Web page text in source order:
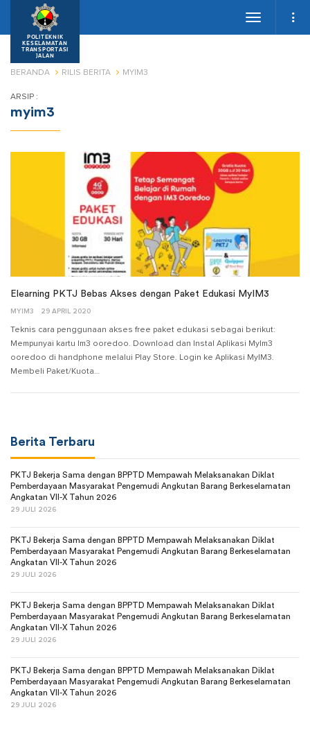
POLITEKNIK
KESELAMATAN
TRANSPORTASI
JALAN
Toggle
BERANDA RILIS BERITA MYIM3
ARSIP :
myim3
Elearning PKTJ Bebas Akses dengan Paket Edukasi MyIM3
MYIM3 29 APRIL 2020
Teknis cara penggunaan akses free paket edukasi sebagai berikut:
Mempunyai kartu Im3 ooredoo. Download dan Instal Aplikasi MyIm3
ooredoo di handphone melalui Play Store. Login ke Aplikasi MyIM3.
Membeli Paket/Kuota…
Berita Terbaru
PKTJ Bekerja Sama dengan BPPTD Mempawah Melaksanakan Diklat
Pemberdayaan Masyarakat Pengemudi Angkutan Barang Berkeselamatan
Angkatan VII-X Tahun 2026
29 JULI 2026
PKTJ Bekerja Sama dengan BPPTD Mempawah Melaksanakan Diklat
Pemberdayaan Masyarakat Pengemudi Angkutan Barang Berkeselamatan
Angkatan VII-X Tahun 2026
29 JULI 2026
PKTJ Bekerja Sama dengan BPPTD Mempawah Melaksanakan Diklat
Pemberdayaan Masyarakat Pengemudi Angkutan Barang Berkeselamatan
Angkatan VII-X Tahun 2026
29 JULI 2026
PKTJ Bekerja Sama dengan BPPTD Mempawah Melaksanakan Diklat
Pemberdayaan Masyarakat Pengemudi Angkutan Barang Berkeselamatan
Angkatan VII-X Tahun 2026
29 JULI 2026